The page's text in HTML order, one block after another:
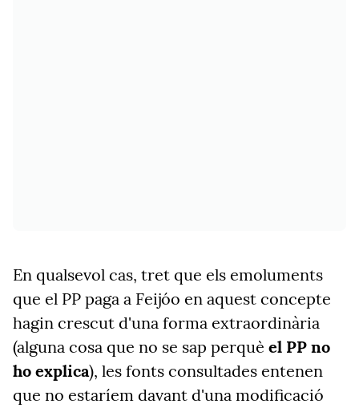
En qualsevol cas, tret que els emoluments
que el PP paga a Feijóo en aquest concepte
hagin crescut d'una forma extraordinària
(alguna cosa que no se sap perquè el PP no
ho explica), les fonts consultades entenen
que no estaríem davant d'una modificació